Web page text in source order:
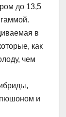
до 13,5
в
как
чем
и